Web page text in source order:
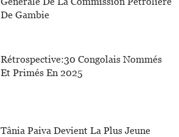
De Gambie
Rétrospective:30 Congolais Nommés
Et Primés En 2025
Tânia Paiva Devient La Plus Jeune